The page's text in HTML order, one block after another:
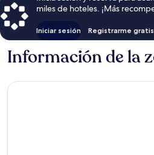
miles de hoteles. ¡Más
Iniciar sesión Registrarme gratis
Información de la